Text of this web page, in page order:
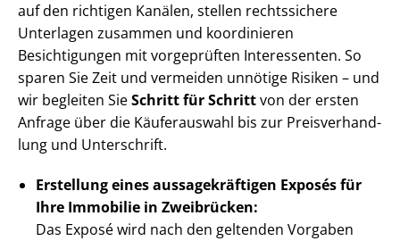
auf den richtigen Kanälen, stellen rechtssichere
Unterlagen zusammen und koordinieren
Besichtigungen mit vorgeprüften Interessenten. So
sparen Sie Zeit und vermeiden unnötige Risiken – und
wir begleiten SieSchritt für Schrittvon der ersten
Anfrage über die Käuferauswahl bis zur Preis­ver­hand­
lung und Unterschrift.
Erstellung eines aus­sa­ge­kräf­ti­gen Exposés für
Ihre Immobilie in Zweibrücken:
Das Exposé wird nach den geltenden Vorgaben